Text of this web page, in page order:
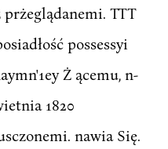
prżeglądanemi. TTT
possessyi
Ż ącemu, n-
1820
nawia Się.